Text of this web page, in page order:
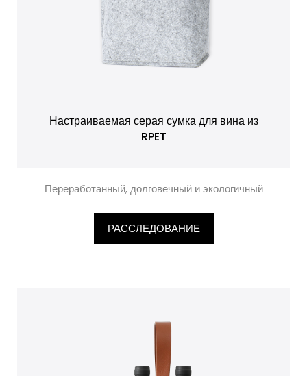
Настраиваемая серая сумка для вина из
RPET
Переработанный, долговечный и экологичный
РАССЛЕДОВАНИЕ